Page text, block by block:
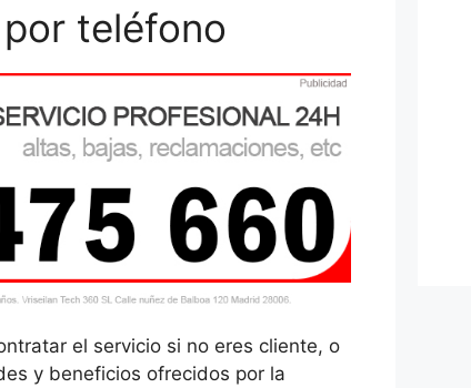
teléfono
el servicio si no eres cliente, o
y beneficios ofrecidos por la